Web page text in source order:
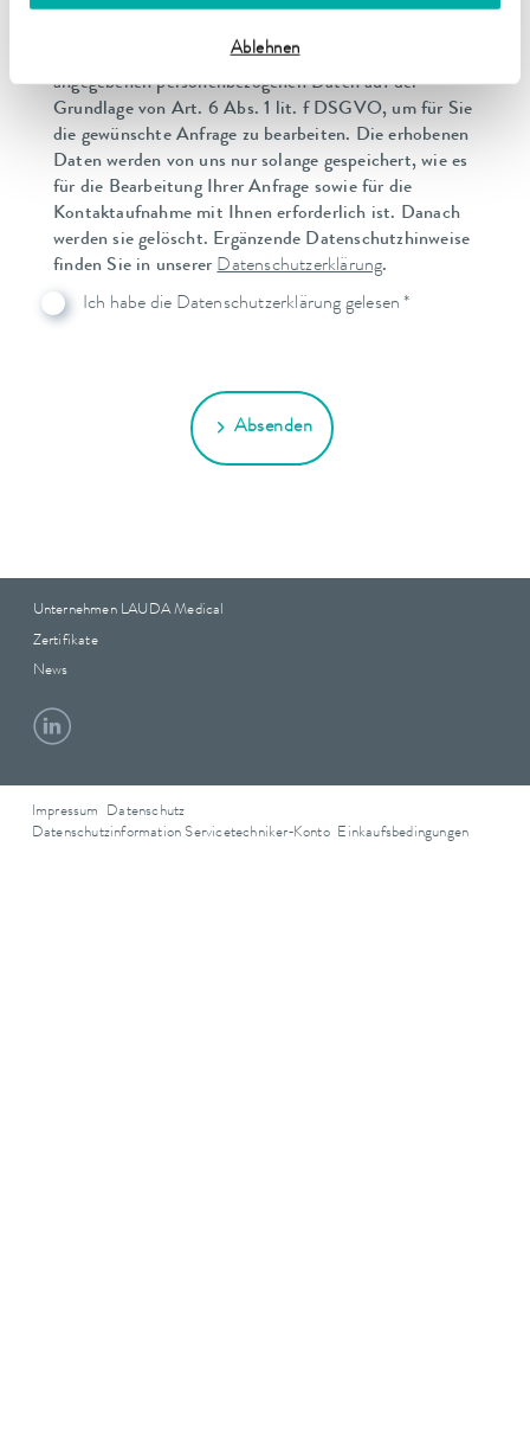
Ablehnen
schützen.
Wir erheben und verarbeiten die in dem Formular
angegebenen personenbezogenen Daten auf der
Grundlage von Art. 6 Abs. 1 lit. f DSGVO, um für Sie
die gewünschte Anfrage zu bearbeiten. Die erhobenen
Daten werden von uns nur solange gespeichert, wie es
für die Bearbeitung Ihrer Anfrage sowie für die
Kontaktaufnahme mit Ihnen erforderlich ist. Danach
werden sie gelöscht. Ergänzende Datenschutzhinweise
finden Sie in unserer Datenschutzerklärung.
Ich habe die Datenschutzerklärung gelesen *
Absenden
Unternehmen LAUDA Medical
Zertifikate
News
Impressum
Datenschutz
Datenschutzinformation Servicetechniker‑Konto Einkaufsbedingungen